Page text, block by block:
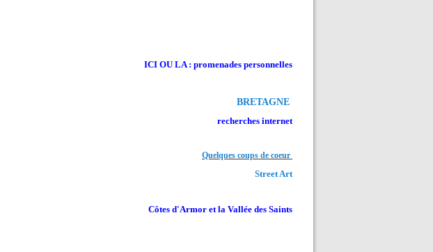
ICI OU LA : promenades personnelles
BRETAGNE
recherches internet
Quelques coups de coeur
Street Art
Côtes d'Armor et la Vallée des Saints